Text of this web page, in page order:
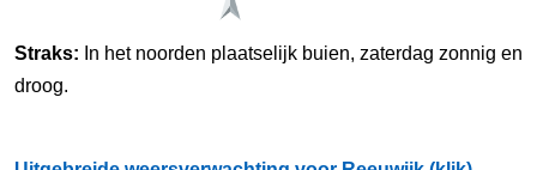
Straks: In het noorden plaatselijk buien, zaterdag zonnig en
droog.